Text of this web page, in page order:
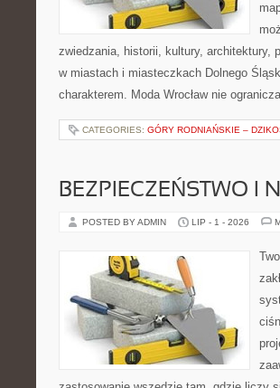
zwiedzania, historii, kultury, architektury,
w miastach i miasteczkach Dolnego
charakterem. Moda Wrocław nie
CATEGORIES: GÓRY RODNIAŃSKIE –
BEZPIECZEŃSTWO I
POSTED BY ADMIN LIP - 1 - 2026